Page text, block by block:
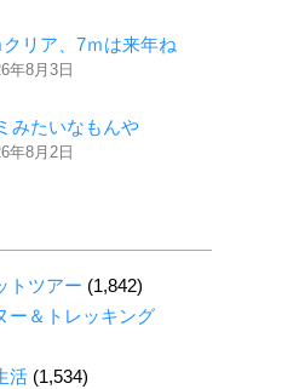
クリア、7ｍは来年ね
年8月3日
みたいなもんや
年8月2日
ツアー (1,842)
＆トレッキング
活 (1,534)